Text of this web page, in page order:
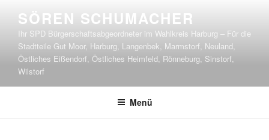
Inhalt
springen
SÖREN SCHUMACHER
Ihr SPD Bürgerschaftsabgeordneter im Wahlkreis Harburg – Für die
Stadtteile Gut Moor, Harburg, Langenbek, Marmstorf, Neuland,
Östliches Eißendorf, Östliches Heimfeld, Rönneburg, Sinstorf,
Wilstorf
Menü